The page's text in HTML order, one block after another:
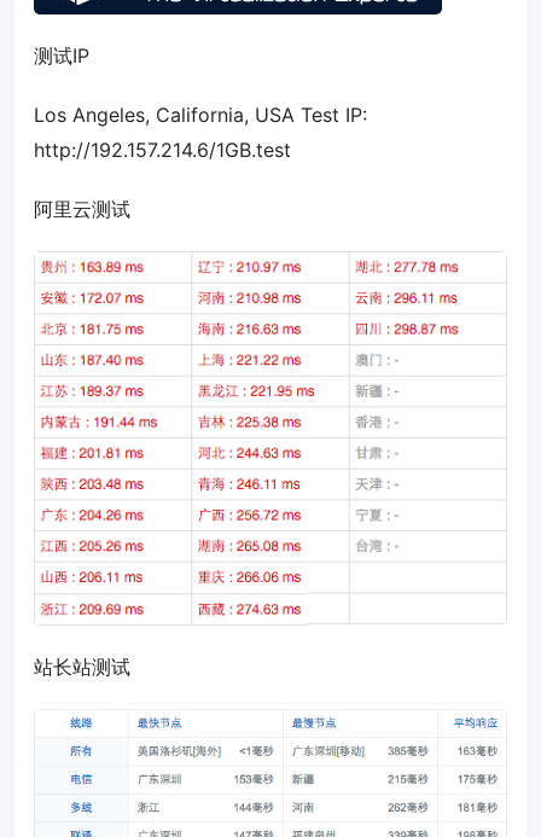
测试IP
Los Angeles, California, USA Test IP:
http://192.157.214.6/1GB.test
阿里云测试
站长站测试